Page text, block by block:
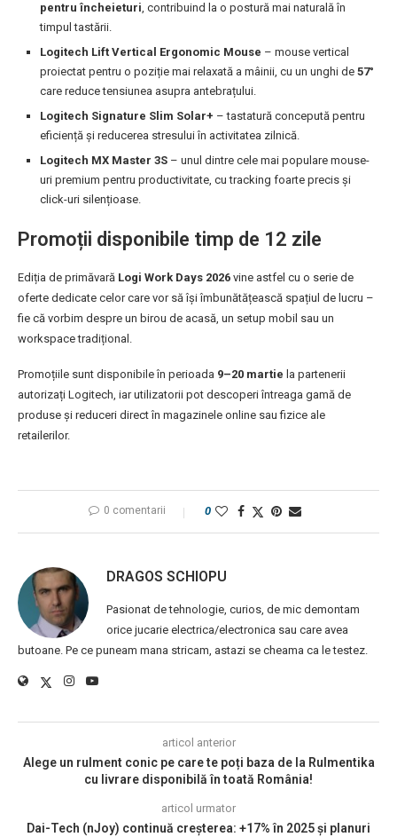
pentru încheieturi, contribuind la o postură mai naturală în
timpul tastării.
Logitech Lift Vertical Ergonomic Mouse – mouse vertical
proiectat pentru o poziție mai relaxată a mâinii, cu un unghi de 57°
care reduce tensiunea asupra antebrațului.
Logitech Signature Slim Solar+ – tastatură concepută pentru
eficiență și reducerea stresului în activitatea zilnică.
Logitech MX Master 3S – unul dintre cele mai populare mouse-
uri premium pentru productivitate, cu tracking foarte precis și
click-uri silențioase.
Promoții disponibile timp de 12 zile
Ediția de primăvară Logi Work Days 2026 vine astfel cu o serie de
oferte dedicate celor care vor să își îmbunătățească spațiul de lucru –
fie că vorbim despre un birou de acasă, un setup mobil sau un
workspace tradițional.
Promoțiile sunt disponibile în perioada 9–20 martie la partenerii
autorizați Logitech, iar utilizatorii pot descoperi întreaga gamă de
produse și reduceri direct în magazinele online sau fizice ale
retailerilor.
0 comentarii 0
DRAGOS SCHIOPU
Pasionat de tehnologie, curios, de mic demontam
orice jucarie electrica/electronica sau care avea
butoane. Pe ce puneam mana stricam, astazi se cheama ca le testez.
articol anterior
Alege un rulment conic pe care te poți baza de la Rulmentika
cu livrare disponibilă în toată România!
articol urmator
Dai-Tech (nJoy) continuă creșterea: +17% în 2025 și planuri